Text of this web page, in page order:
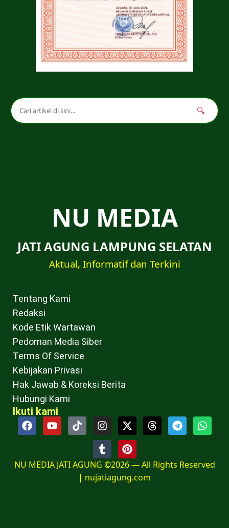
🔍
NU MEDIA
JATI AGUNG LAMPUNG SELATAN
Aktual, Informatif dan Terkini
Tentang Kami
Redaksi
Kode Etik Wartawan
Pedoman Media Siber
Terms Of Service
Kebijakan Privasi
Hak Jawab & Koreksi Berita
Hubungi Kami
Ikuti kami
NU MEDIA JATI AGUNG ©2026 — All Rights Reserved
| nujatiagung.com